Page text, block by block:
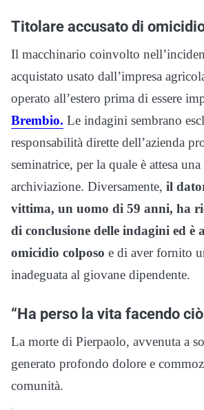
Titolare accusato di
Il macchinario coinvolto
acquistato usato dall’impresa
operato all’estero prima di essere
Brembio. Le indagini sembrano
responsabilità dirette dell’azienda
seminatrice, per la quale è attesa
archiviazione. Diversamente, il
vittima, un uomo di 59 anni, ha
di conclusione delle indagini ed è
omicidio colposo e di aver fornito
inadeguata al giovane dipendente.
“Ha perso la vita facendo
La morte di Pierpaolo, avvenuta a
generato profondo dolore e
comunità.